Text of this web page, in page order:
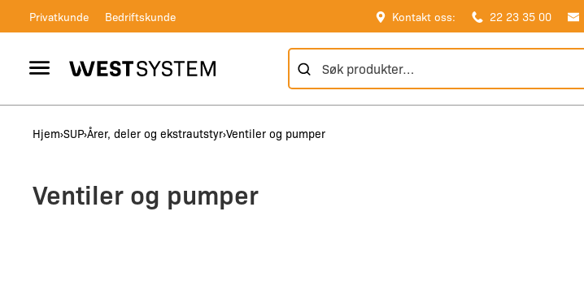
to
Privatkunde Bedriftskunde Kontakt oss: 22 23 35 00
Vertical Header
Hjem SUP Årer, deler og ekstrautstyr Ventiler og pumper
Ventiler og pumper